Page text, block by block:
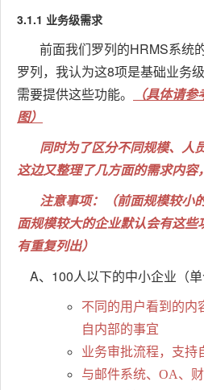
3.1.1 业务级需求
前面我们罗列的HRMS系统
罗列，我认为这8项是基础业务
需要提供这些功能。
（具体请
图）
同时为了区分不同规模、人
这边又整理了几方面的需求内容
注意事项：（前面规模较小
面规模较大的企业默认会有这
有重复列出）
A、100人以下的中小企业（单
不同的用户看到的内
自内部的事宜
业务审批流程，支持
与邮件系统、OA、